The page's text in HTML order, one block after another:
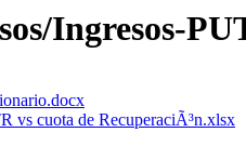
Ingresos-
vs cuota de RecuperaciÃ³n.xlsx